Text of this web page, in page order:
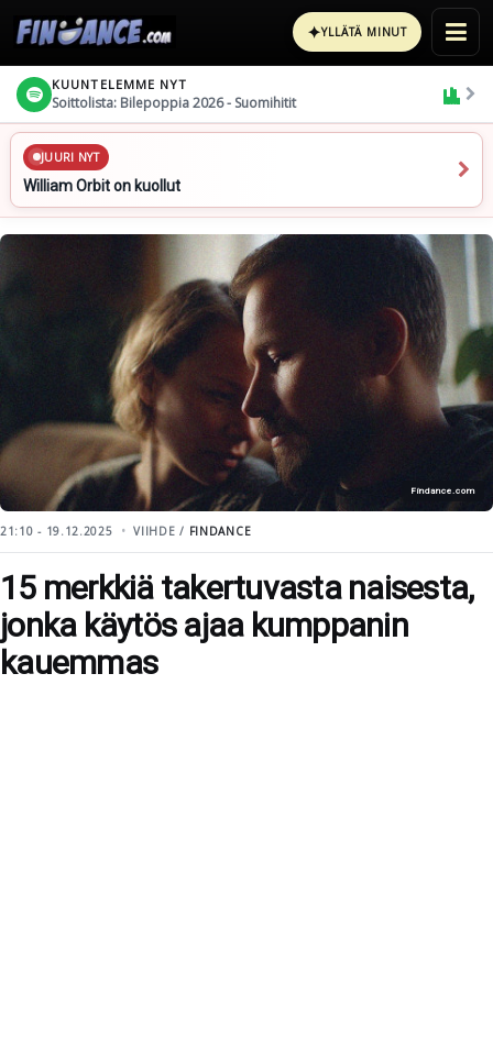
✦YLLÄTÄ MINUT
KUUNTELEMME NYT
Soittolista: Bilepoppia 2026 - Suomihitit
JUURI NYT
William Orbit on kuollut
Findance.com
21:10 - 19.12.2025 VIIHDE / FINDANCE
15 merkkiä takertuvasta naisesta,
jonka käytös ajaa kumppanin
kauemmas